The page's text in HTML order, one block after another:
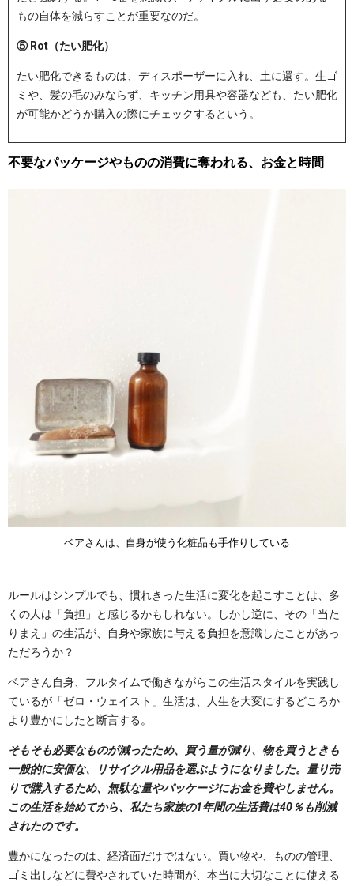
もの自体を減らすことが重要なのだ。
⑤ Rot（たい肥化）
たい肥化できるものは、ディスポーザーに入れ、土に還す。生ゴ
ミや、髪の毛のみならず、キッチン用具や容器なども、たい肥化
が可能かどうか購入の際にチェックするという。
不要なパッケージやものの消費に奪われる、お金と時間
ベアさんは、自身が使う化粧品も手作りしている
ルールはシンプルでも、慣れきった生活に変化を起こすことは、多
くの人は「負担」と感じるかもしれない。しかし逆に、その「当た
りまえ」の生活が、自身や家族に与える負担を意識したことがあっ
ただろうか？
ベアさん自身、フルタイムで働きながらこの生活スタイルを実践し
ているが「ゼロ・ウェイスト」生活は、人生を大変にするどころか
より豊かにしたと断言する。
そもそも必要なものが減ったため、買う量が減り、物を買うときも
一般的に安価な、リサイクル用品を選ぶようになりました。量り売
りで購入するため、無駄な量やパッケージにお金を費やしません。
この生活を始めてから、私たち家族の1年間の生活費は40％も削減
されたのです。
豊かになったのは、経済面だけではない。買い物や、ものの管理、
ゴミ出しなどに費やされていた時間が、本当に大切なことに使える